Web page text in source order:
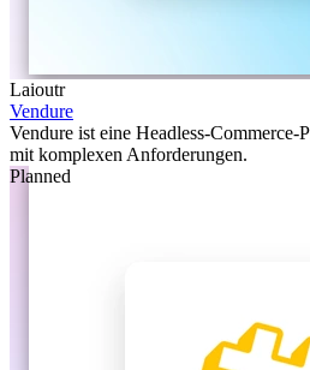
Laioutr
Vendure
Vendure ist eine Headless-
mit komplexen Anforderungen.
Planned